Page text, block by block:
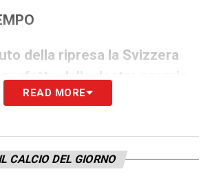
della ripresa la Svizzera
perfetto dalla destra proprio
, palla che non aggancia
l’angolino. Al 50′ il giocatore
in area ma non riesce a
READ MORE
CALCIO DEL GIORNO